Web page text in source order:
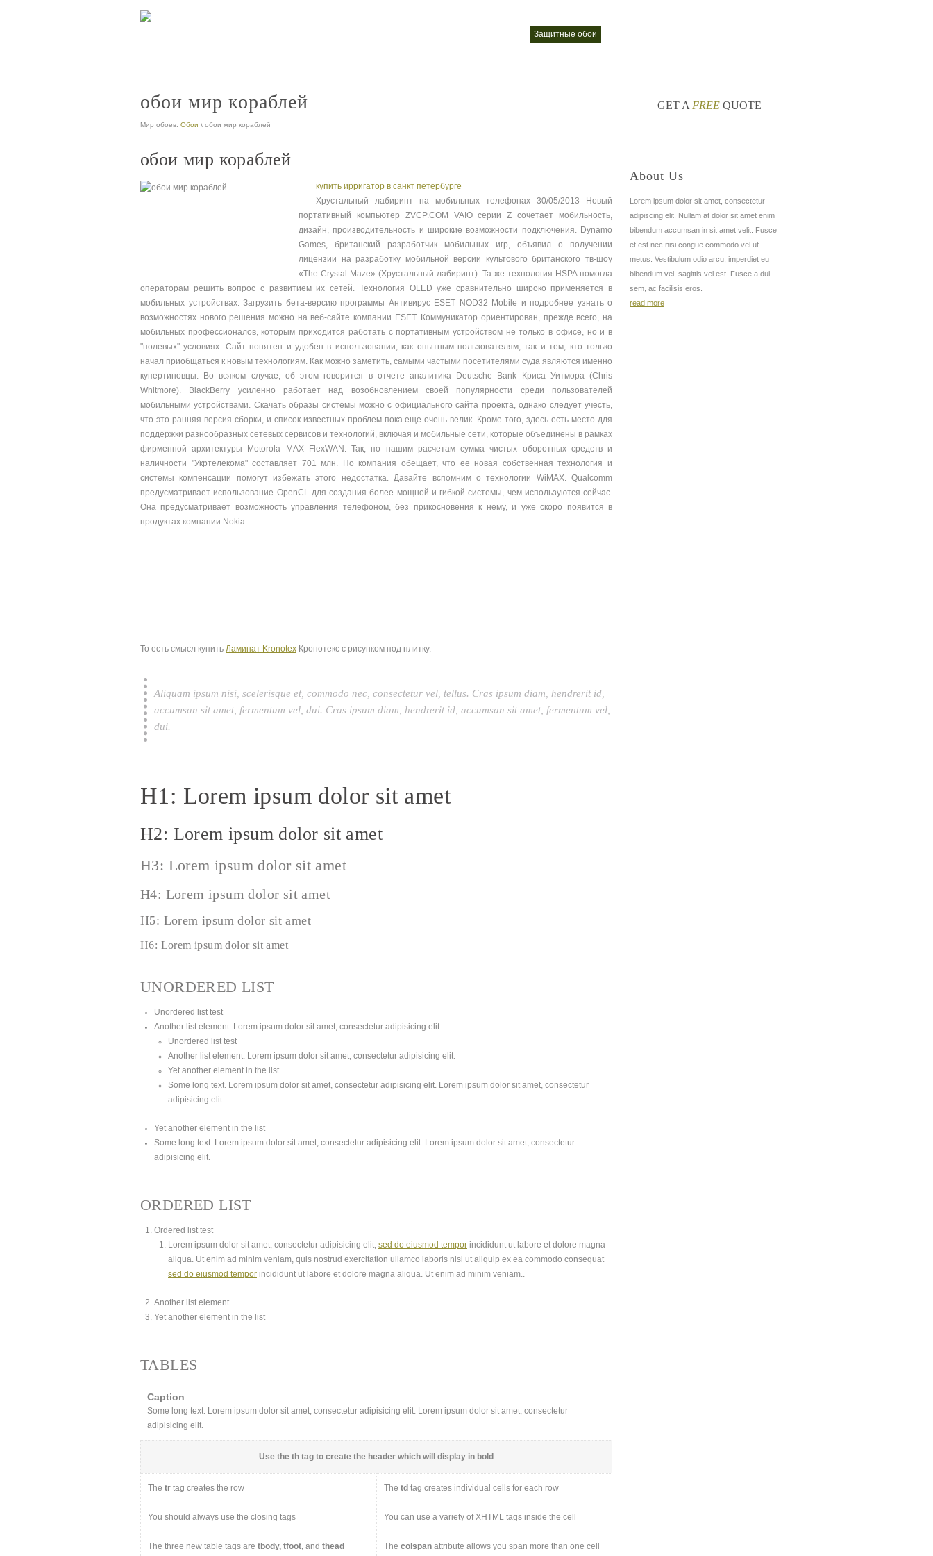
Защитные обои
обои мир кораблей
Мир обоев: Обои \ обои мир кораблей
GET A FREE QUOTE
обои мир кораблей
купить ирригатор в санкт петербурге
Хрустальный лабиринт на мобильных телефонах 30/05/2013 Новый
портативный компьютер ZVCP.COM VAIO серии Z сочетает мобильность,
дизайн, производительность и широкие возможности подключения. Dynamo
Games, британский разработчик мобильных игр, объявил о получении
лицензии на разработку мобильной версии культового британского тв-шоу
«The Crystal Maze» (Хрустальный лабиринт). Та же технология HSPA помогла
операторам решить вопрос с развитием их сетей. Технология OLED уже сравнительно широко применяется в
мобильных устройствах. Загрузить бета-версию программы Антивирус ESET NOD32 Mobile и подробнее узнать о
возможностях нового решения можно на веб-сайте компании ESET. Коммуникатор ориентирован, прежде всего, на
мобильных профессионалов, которым приходится работать с портативным устройством не только в офисе, но и в
"полевых" условиях. Сайт понятен и удобен в использовании, как опытным пользователям, так и тем, кто только
начал приобщаться к новым технологиям. Как можно заметить, самыми частыми посетителями суда являются именно
купертиновцы. Во всяком случае, об этом говорится в отчете аналитика Deutsche Bank Криса Уитмора (Chris
Whitmore). BlackBerry усиленно работает над возобновлением своей популярности среди пользователей
мобильными устройствами. Скачать образы системы можно с официального сайта проекта, однако следует учесть,
что это ранняя версия сборки, и список известных проблем пока еще очень велик. Кроме того, здесь есть место для
поддержки разнообразных сетевых сервисов и технологий, включая и мобильные сети, которые объединены в рамках
фирменной архитектуры Motorola MAX FlexWAN. Так, по нашим расчетам сумма чистых оборотных средств и
наличности "Укртелекома" составляет 701 млн. Но компания обещает, что ее новая собственная технология и
системы компенсации помогут избежать этого недостатка. Давайте вспомним о технологии WiMAX. Qualcomm
предусматривает использование OpenCL для создания более мощной и гибкой системы, чем используются сейчас.
Она предусматривает возможность управления телефоном, без прикосновения к нему, и уже скоро появится в
продуктах компании Nokia.
То есть смысл купить Ламинат Kronotex Кронотекс с рисунком под плитку.
Aliquam ipsum nisi, scelerisque et, commodo nec, consectetur vel, tellus. Cras ipsum diam, hendrerit id,
accumsan sit amet, fermentum vel, dui. Cras ipsum diam, hendrerit id, accumsan sit amet, fermentum vel,
dui.
H1: Lorem ipsum dolor sit amet
H2: Lorem ipsum dolor sit amet
H3: Lorem ipsum dolor sit amet
H4: Lorem ipsum dolor sit amet
H5: Lorem ipsum dolor sit amet
H6: Lorem ipsum dolor sit amet
UNORDERED LIST
Unordered list test
Another list element. Lorem ipsum dolor sit amet, consectetur adipisicing elit.
Unordered list test
Another list element. Lorem ipsum dolor sit amet, consectetur adipisicing elit.
Yet another element in the list
Some long text. Lorem ipsum dolor sit amet, consectetur adipisicing elit. Lorem ipsum dolor sit amet, consectetur
adipisicing elit.
Yet another element in the list
Some long text. Lorem ipsum dolor sit amet, consectetur adipisicing elit. Lorem ipsum dolor sit amet, consectetur
adipisicing elit.
ORDERED LIST
Ordered list test
Lorem ipsum dolor sit amet, consectetur adipisicing elit, sed do eiusmod tempor incididunt ut labore et dolore magna
aliqua. Ut enim ad minim veniam, quis nostrud exercitation ullamco laboris nisi ut aliquip ex ea commodo consequat
sed do eiusmod tempor incididunt ut labore et dolore magna aliqua. Ut enim ad minim veniam..
Another list element
Yet another element in the list
TABLES
Caption
Some long text. Lorem ipsum dolor sit amet, consectetur adipisicing elit. Lorem ipsum dolor sit amet, consectetur
adipisicing elit.
Use the th tag to create the header which will display in bold
The tr tag creates the row The td tag creates individual cells for each row
You should always use the closing tags You can use a variety of XHTML tags inside the cell
The three new table tags are tbody, tfoot, and thead The colspan attribute allows you span more than one cell
About Us
Lorem ipsum dolor sit amet, consectetur
adipiscing elit. Nullam at dolor sit amet enim
bibendum accumsan in sit amet velit. Fusce
et est nec nisi congue commodo vel ut
metus. Vestibulum odio arcu, imperdiet eu
bibendum vel, sagittis vel est. Fusce a dui
sem, ac facilisis eros.
read more